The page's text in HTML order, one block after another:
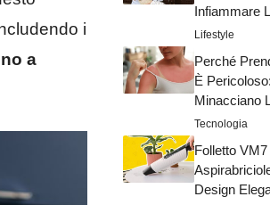
i
a
Infiammare
Lifestyle
Perché
È
Minacciano
Tecnologia
Folletto
Design